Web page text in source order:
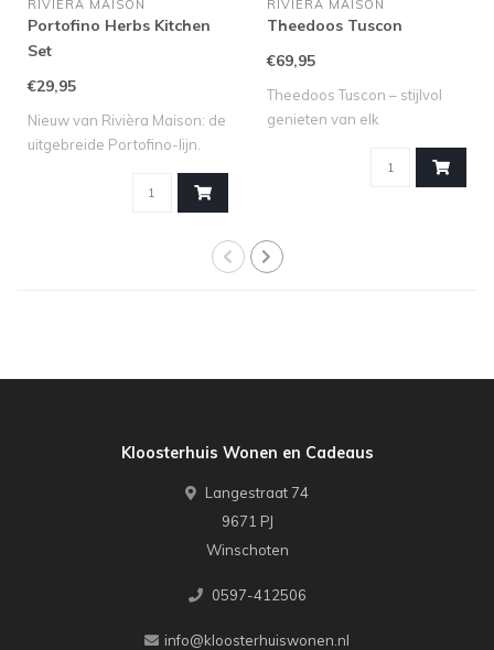
RIVIERA MAISON
Portofino Herbs Kitchen
Set
€29,95
Nieuw van Rivièra Maison: de
uitgebreide Portofino-lijn.
RIVIERA MAISON
Theedoos Tuscon
€69,95
Theedoos Tuscon – stijlvol
genieten van elk
Kloosterhuis Wonen en Cadeaus
Langestraat 74
9671 PJ
Winschoten
0597-412506
info@kloosterhuiswonen.nl